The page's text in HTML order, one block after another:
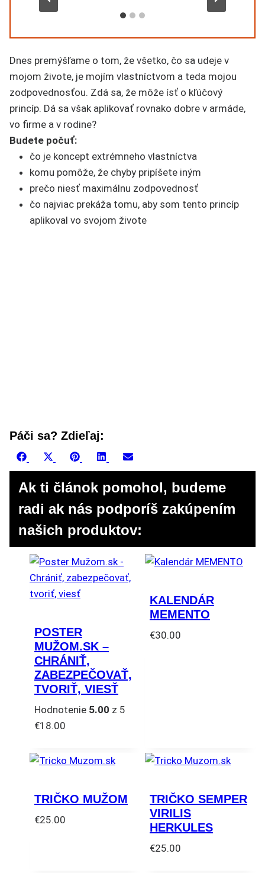
Dnes premýšľame o tom, že všetko, čo sa udeje v
mojom živote, je mojím vlastníctvom a teda mojou
zodpovednosťou. Zdá sa, že môže ísť o kľúčový
princíp. Dá sa však aplikovať rovnako dobre v armáde,
vo firme a v rodine?
Budete počuť:
čo je koncept extrémneho vlastníctva
komu pomôže, že chyby pripíšete iným
prečo niesť maximálnu zodpovednosť
čo najviac prekáža tomu, aby som tento princíp
aplikoval vo svojom živote
Páči sa? Zdieľaj:
Share
on
Facebook
Share
on
(Twitter)
Share
on
PinterestShare
on
LinkedInShare
on
Ak ti článok pomohol, budeme
radi ak nás podporíš zakúpením
našich produktov:
POSTER
MUŽOM.SK –
CHRÁNIŤ,
ZABEZPEČOVAŤ,
TVORIŤ, VIESŤ
Hodnotenie 5.00 z 5
€18.00
KALENDÁR
MEMENTO
€30.00
TRIČKO MUŽOM
€25.00
TRIČKO SEMPER
VIRILIS
HERKULES
€25.00